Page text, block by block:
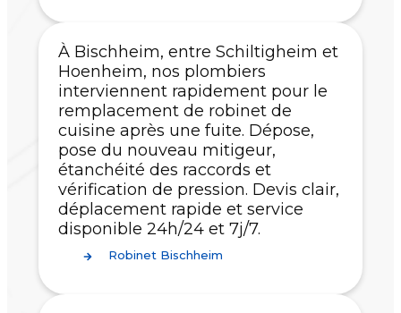
À Bischheim, entre Schiltigheim et
Hoenheim, nos plombiers
interviennent rapidement pour le
remplacement de robinet de
cuisine après une fuite. Dépose,
pose du nouveau mitigeur,
étanchéité des raccords et
vérification de pression. Devis clair,
déplacement rapide et service
disponible 24h/24 et 7j/7.
Robinet Bischheim